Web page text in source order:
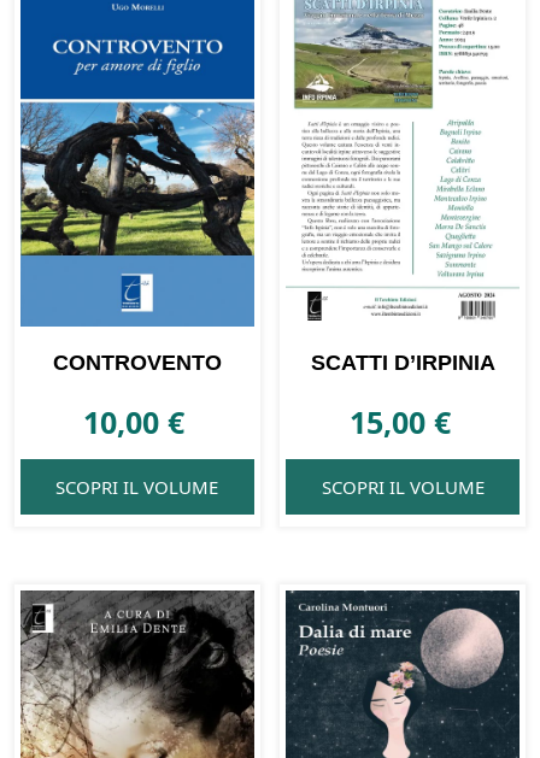
CONTROVENTO
10,00€
SCOPRI IL VOLUME
SCATTI D’IRPINIA
15,00 €
SCOPRI IL VOLUME